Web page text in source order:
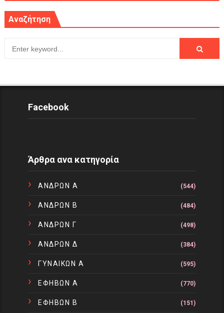
Αναζήτηση
Facebook
Άρθρα ανα κατηγορία
ΑΝΔΡΩΝ Α (544)
ΑΝΔΡΩΝ Β (484)
ΑΝΔΡΩΝ Γ (498)
ΑΝΔΡΩΝ Δ (384)
ΓΥΝΑΙΚΩΝ Α (595)
ΕΦΗΒΩΝ Α (770)
ΕΦΗΒΩΝ Β (151)